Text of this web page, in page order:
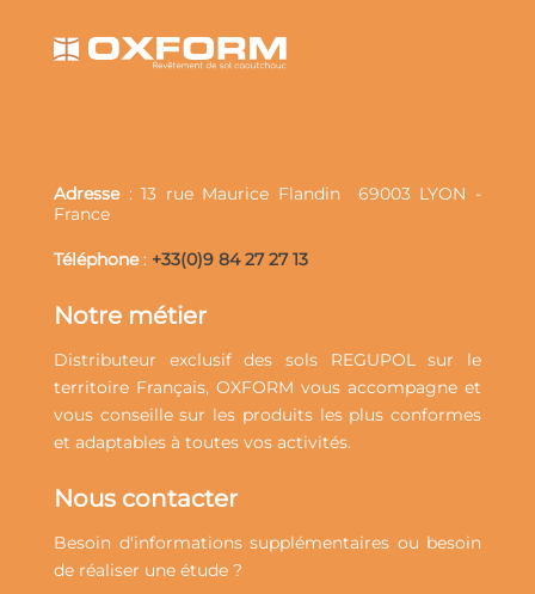
Adresse: 13 rue Maurice Flandin 69003 LYON -
France
Téléphone: +33(0)9 84 27 27 13
Notre métier
Distributeur exclusif des sols REGUPOL sur le
territoire Français, OXFORM vous accompagne et
vous conseille sur les produitsles plus conformes
et adaptables à toutes vos activités.
Nous contacter
Besoin d'informations supplémentaires ou besoin
de réaliser une étude ?